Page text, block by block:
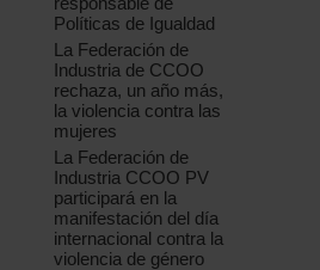
Políticas de Igualdad
La Federación de
Industria de CCOO
rechaza, un año más,
la violencia contra las
mujeres
La Federación de
Industria CCOO PV
participará en la
manifestación del día
internacional contra la
violencia de género